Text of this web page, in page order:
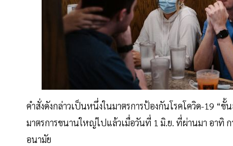
คำสั่งดังกล่าวเป็นหนึ่งในมาตรการป้องกันโรคโควิด-19 “
มาตรการขนานใหญ่ไปแล้วเมื่อวันที่ 1 มิ.ย. ที่ผ่านมา อาทิ ก
อนามัย